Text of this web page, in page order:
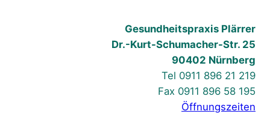
Gesundheitspraxis Plärrer
Dr.-Kurt-Schumacher-Str. 25
90402 Nürnberg
Tel 0911 896 21 219
Fax 0911 896 58 195
Öffnungszeiten